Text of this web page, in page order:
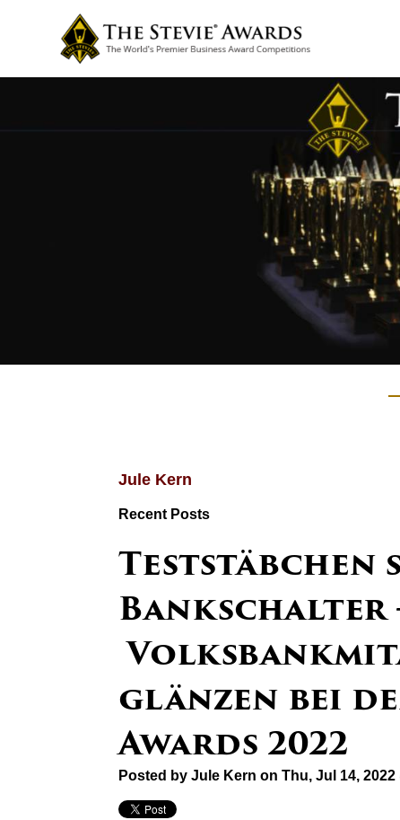
Jule Kern
Recent Posts
Teststäbchen
Bankschalter
glänzen bei
Awards 2022
Posted by Jule Kern on Thu, Jul 14, 2022